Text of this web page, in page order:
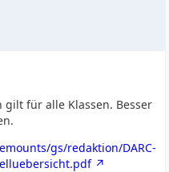
gilt für alle Klassen. Besser
gs/redaktion/DARC-